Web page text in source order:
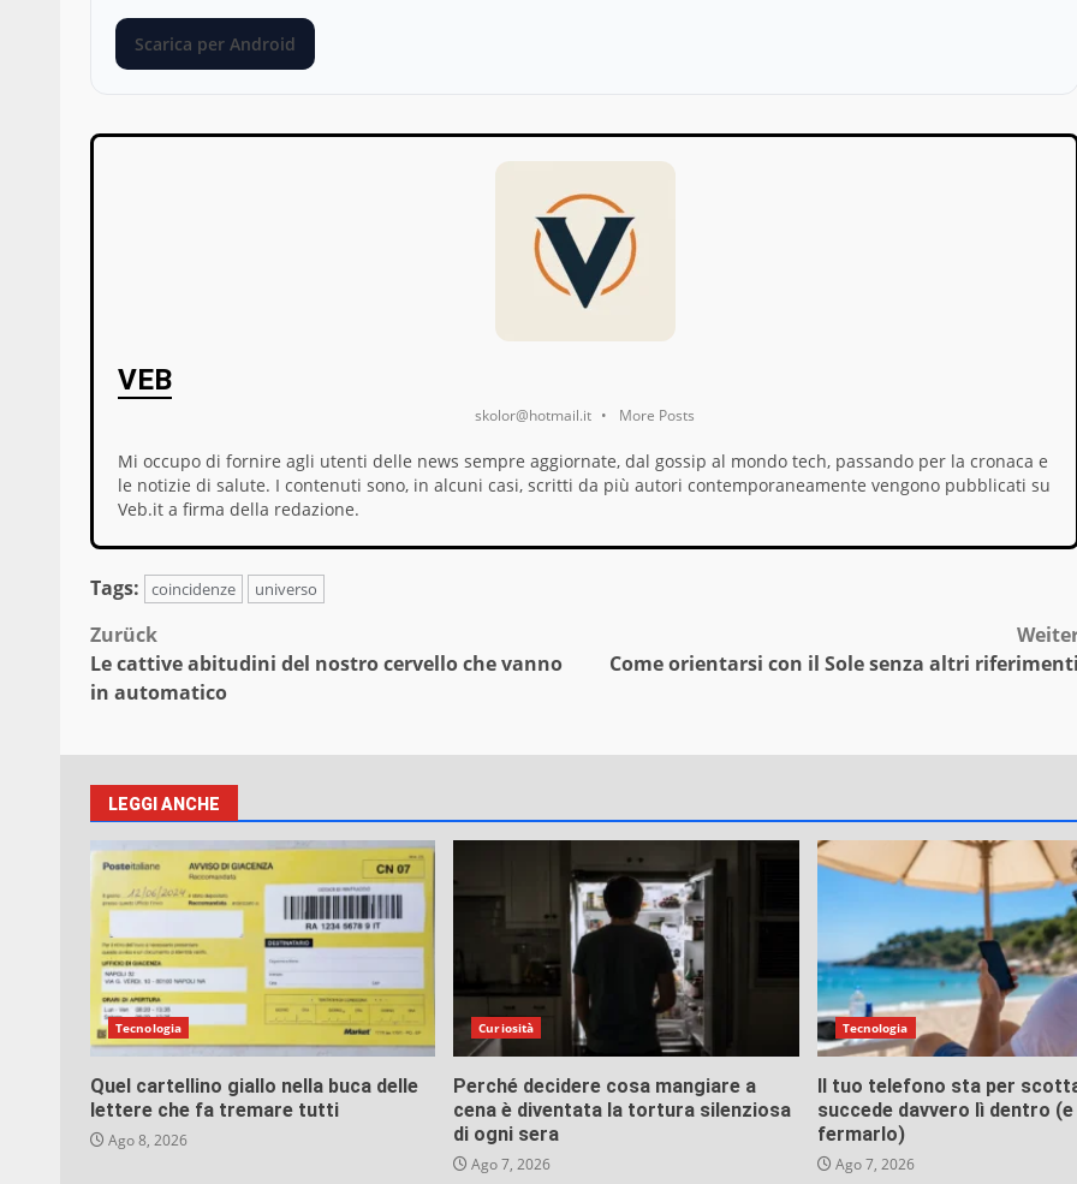
Scarica per Android
VEB
skolor@hotmail.it • More Posts
Mi occupo di fornire agli utenti delle news sempre aggiornate, dal gossip al mondo tech, passando per la cronaca e
le notizie di salute. I contenuti sono, in alcuni casi, scritti da più autori contemporaneamente vengono pubblicati su
Veb.it a firma della redazione.
Tags: coincidenze universo
Beitragsnavigation
Zurück
Le cattive abitudini del nostro cervello che vanno
in automatico
Come orientarsi con il Sole senza altri
LEGGI ANCHE
Tecnologia
Quel cartellino giallo nella buca delle
lettere che fa tremare tutti
Ago 8, 2026
Curiosità
Perché decidere cosa mangiare a
cena è diventata la tortura silenziosa
di ogni sera
Ago 7, 2026
Tecnologia
Il tuo telefono sta per
succede davvero lì dentro
fermarlo)
Ago 7, 2026